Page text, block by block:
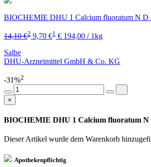
BIOCHEMIE DHU 1 Calcium fluoratum N D
14,10 €2 9,70 €1 € 194,00 / 1kg
Salbe
DHU-Arzneimittel GmbH & Co. KG
-31%2
×
BIOCHEMIE DHU 1 Calcium fluoratum N
Dieser Artikel wurde dem Warenkorb
Apothekenpflichtig